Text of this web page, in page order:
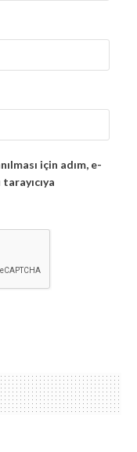
için adım, e-